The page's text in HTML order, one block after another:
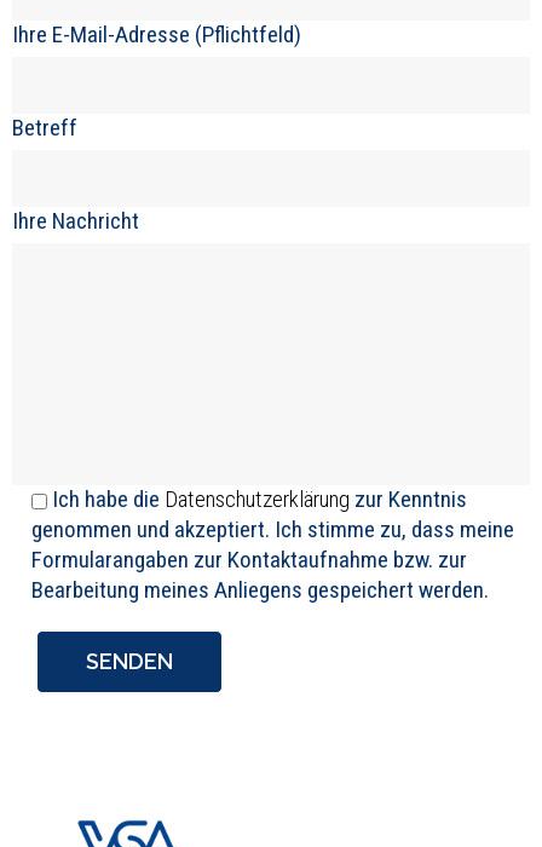
Ihre E-Mail-Adresse (Pflichtfeld)
Betreff
Ihre Nachricht
Ich habe die Datenschutzerklärung zur Kenntnis
genommen und akzeptiert. Ich stimme zu, dass meine
Formularangaben zur Kontaktaufnahme bzw. zur
Bearbeitung meines Anliegens gespeichert werden.